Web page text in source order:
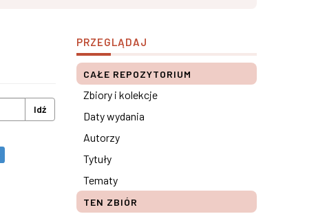
Idź
PRZEGLĄDAJ
CAŁE REPOZYTORIUM
Zbiory i kolekcje
Daty wydania
Autorzy
Tytuły
Tematy
TEN ZBIÓR